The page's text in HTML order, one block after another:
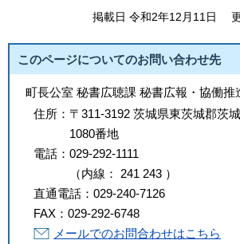
掲載日 令和2年12月11日
このページについてのお問い合わせ先
町長公室 秘書広聴課 秘書広報・協働推
住所： 〒311-3192 茨城県東茨城郡茨
1080番地
電話： 029-292-1111
（内線 ： 241 243 ）
直通電話： 029-240-7126
FAX： 029-292-6748
メールでのお問合わせはこちら